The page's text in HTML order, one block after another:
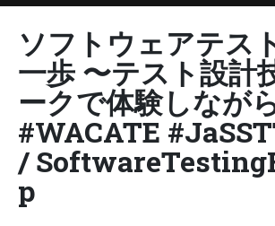
ソフトウェアテス
一歩 〜テスト設計
ークで体験しなが
#WACATE
/
p